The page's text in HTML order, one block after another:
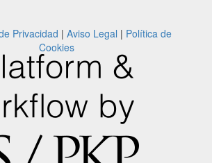
Privacidad | Aviso Legal | Política de
Cookies